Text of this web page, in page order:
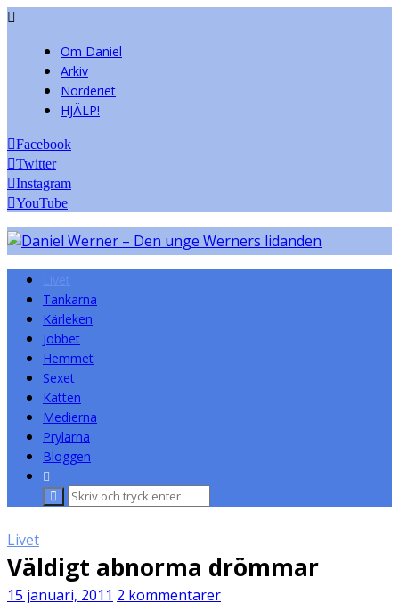
Om Daniel
Arkiv
Nörderiet
HJÄLP!
Facebook
Twitter
Instagram
YouTube
Tankarna
Kärleken
Jobbet
Hemmet
Sexet
Katten
Medierna
Prylarna
Bloggen
Sök
Livet
Väldigt abnorma drömmar
15 januari, 2011 2 kommentarer